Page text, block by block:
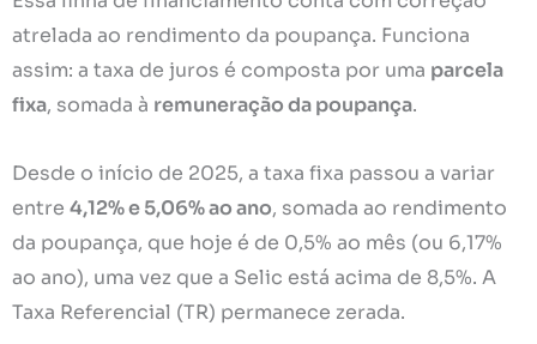
atrelada ao rendimento da poupança. Funciona
assim: a taxa de juros é composta por uma parcela
fixa, somada à remuneração da poupança.
Desde o início de 2025, a taxa fixa passou a variar
entre 4,12% e 5,06% ao ano, somada ao rendimento
da poupança, que hoje é de 0,5% ao mês (ou 6,17%
ao ano), uma vez que a Selic está acima de 8,5%. A
Taxa Referencial (TR) permanece zerada.